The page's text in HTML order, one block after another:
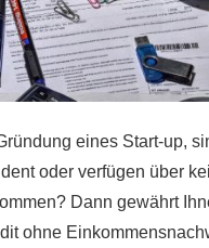
eines Start-up,
oder verfügen über
Dann gewährt
ohne